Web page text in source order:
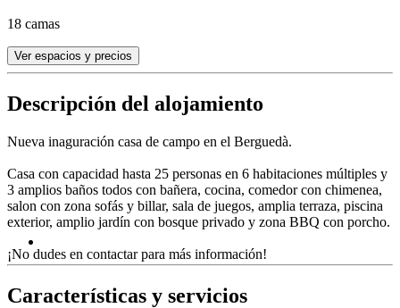
18 camas
Ver espacios y precios
Descripción del alojamiento
Nueva inaguración casa de campo en el Berguedà.
Casa con capacidad hasta 25 personas en 6 habitaciones múltiples y
3 amplios baños todos con bañera, cocina, comedor con chimenea,
salon con zona sofás y billar, sala de juegos, amplia terraza, piscina
exterior, amplio jardín con bosque privado y zona BBQ con porcho.
¡No dudes en contactar para más información!
Características y servicios